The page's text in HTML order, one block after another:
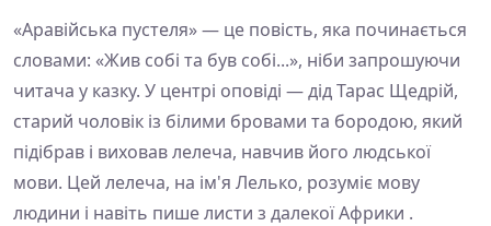
«Аравійська пустеля» — це повість, яка починається
словами: «Жив собі та був собі...», ніби запрошуючи
читача у казку. У центрі оповіді — дід Тарас Щедрій,
старий чоловік із білими бровами та бородою, який
підібрав і виховав лелеча, навчив його людської
мови. Цей лелеча, на ім'я Лелько, розуміє мову
людини і навіть пише листи з далекої Африки .